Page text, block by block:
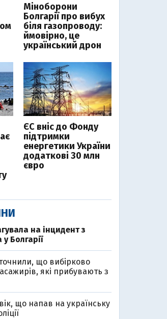
Міноборони
Болгарії про вибух
біля газопроводу:
ймовірно, це
український дрон
ЄС вніс до Фонду
підтримки
енергетики України
додаткові 30 млн
євро
на інцидент з
Болгарії
що вибірково
які прибувають з
що напав на українську